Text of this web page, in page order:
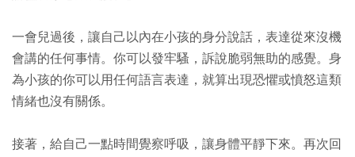
一會兒過後，讓自己以內在小孩的身分說話，表達從來沒機
會講的任何事情。你可以發牢騷，訴說脆弱無助的感覺。身
為小孩的你可以用任何語言表達，就算出現恐懼或憤怒這類
情緒也沒有關係。
接著，給自己一點時間覺察呼吸，讓身體平靜下來。再次回